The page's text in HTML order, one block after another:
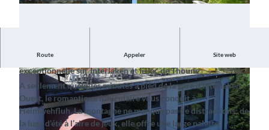
© Heimwehfluhbahn , Interlaken Tourismus |
CC-BY-SA
© Heimwehfluhbahn , Interlaken Tourismus |
CC-BY-SA
Route Appeler Site web
Des activités pour petits et grands avec une vue
exceptionnelle sur Interlaken et le lac de Thoune
A seulement quelques minutes à pied de la gare d’Interlaken
Ouest, le romantique funiculaire vous conduit à
Heimwehfluh. La montagne ne manque pas de distractions: de
la luge d’été à l’aire de jeux, elle offre une large palette